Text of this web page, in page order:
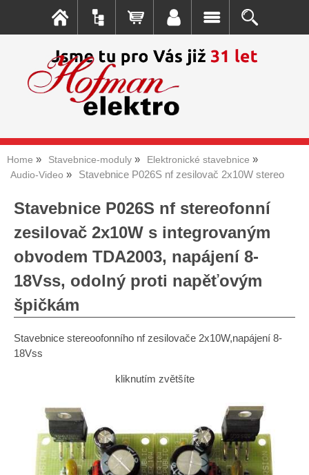
Home Stavebnice-moduly
Elektronické stavebnice
Audio-Video
Stavebnice P026S nf zesilovač 2x10W stereo
Stavebnice P026S nf stereofonní
zesilovač 2x10W s integrovaným
obvodem TDA2003, napájení 8-
18Vss, odolný proti napěťovým
špičkám
Stavebnice stereoofonního nf zesilovače 2x10W,napájení 8-
18Vss
kliknutím zvětšíte